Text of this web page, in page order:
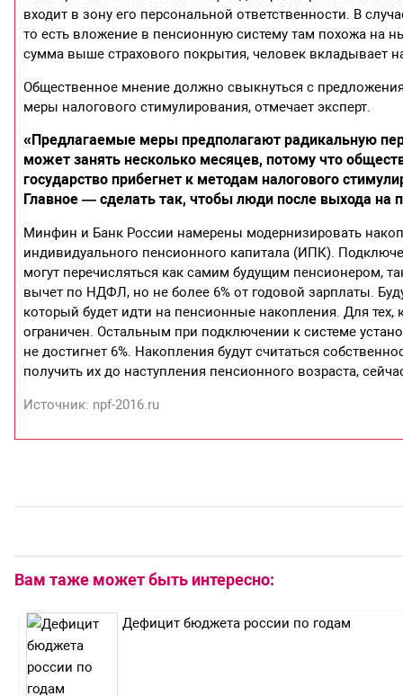
входит в зону его персональной ответственности. В
то есть вложение в пенсионную систему там похожа на
сумма выше страхового покрытия, человек вкладывает
Общественное мнение должно свыкнуться с
меры налогового стимулирования, отмечает эксперт.
«Предлагаемые меры предполагают радикальную
может занять несколько месяцев, потому что
государство прибегнет к методам налогового
Главное — сделать так, чтобы люди после выхода
Минфин и Банк России намерены модернизировать
индивидуального пенсионного капитала (ИПК).
могут перечисляться как самим будущим пенсионером,
вычет по НДФЛ, но не более 6% от годовой зарплаты.
который будет идти на пенсионные накопления. Для
ограничен. Остальным при подключении к системе
не достигнет 6%. Накопления будут считаться
получить их до наступления пенсионного возраста,
Источник: npf-2016.ru
Вам таже может быть интересно:
Дефицит бюджета россии по годам